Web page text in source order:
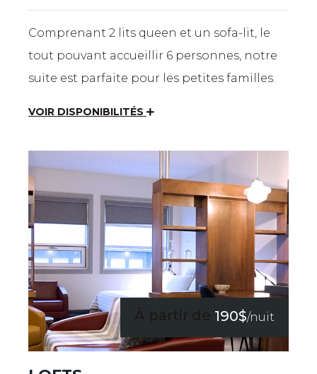
Comprenant 2 lits queen et un sofa-lit, le
tout pouvant accueillir 6 personnes, notre
suite est parfaite pour les petites familles.
VOIR DISPONIBILITÉS
À partir de 190$/nuit